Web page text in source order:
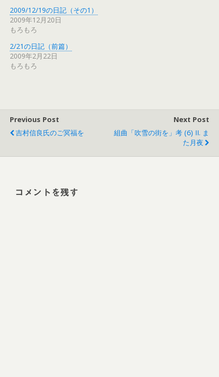
2009/12/19の日記（その1）
2009年12月20日
もろもろ
2/21の日記（前篇）
2009年2月22日
もろもろ
Previous Post
吉村信良氏のご冥福を
Next Post
組曲「吹雪の街を」考 (6) II. ま
た月夜
コメントを残す